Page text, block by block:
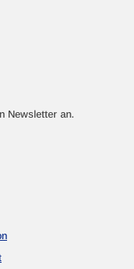
Newsletter an.